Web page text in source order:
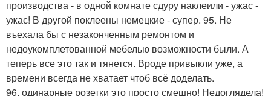
производства - в одной комнате сдуру наклеили - ужас -
ужас! В другой поклеены немецкие - супер. 95. Не
въехала бы с незаконченным ремонтом и
недоукомплетованной мебелью возможности были. А
теперь все это так и тянется. Вроде привыкли уже, а
времени всегда не хватает чтоб всё доделать.
96. одинарные розетки это просто смешно! Недоглядела!